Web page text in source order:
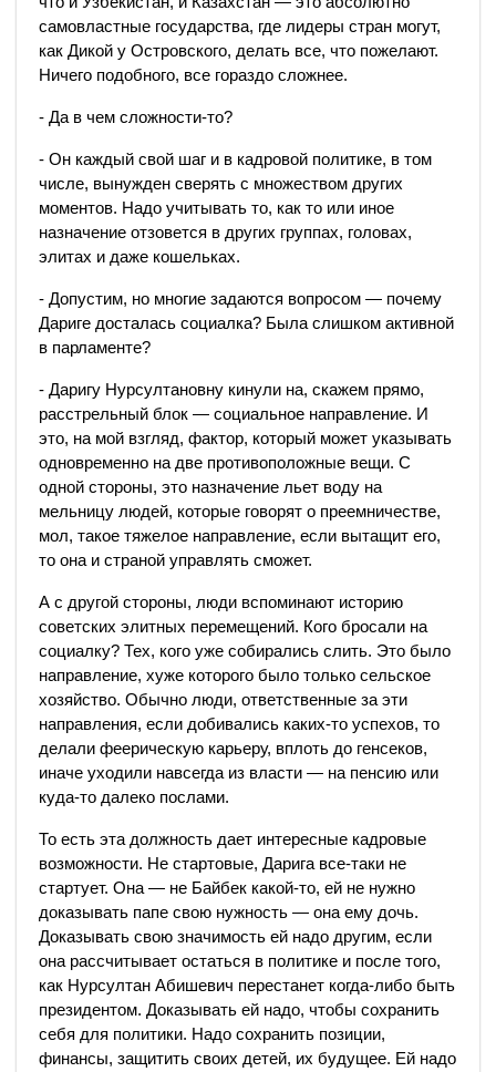
самовластные государства, где лидеры стран могут,
как Дикой у Островского, делать все, что пожелают.
Ничего подобного, все гораздо сложнее.
- Да в чем сложности-то?
- Он каждый свой шаг и в кадровой политике, в том
числе, вынужден сверять с множеством других
моментов. Надо учитывать то, как то или иное
назначение отзовется в других группах, головах,
элитах и даже кошельках.
- Допустим, но многие задаются вопросом — почему
Дариге досталась социалка? Была слишком активной
в парламенте?
- Даригу Нурсултановну кинули на, скажем прямо,
расстрельный блок — социальное направление. И
это, на мой взгляд, фактор, который может указывать
одновременно на две противоположные вещи. С
одной стороны, это назначение льет воду на
мельницу людей, которые говорят о преемничестве,
мол, такое тяжелое направление, если вытащит его,
то она и страной управлять сможет.
А с другой стороны, люди вспоминают историю
советских элитных перемещений. Кого бросали на
социалку? Тех, кого уже собирались слить. Это было
направление, хуже которого было только сельское
хозяйство. Обычно люди, ответственные за эти
направления, если добивались каких-то успехов, то
делали феерическую карьеру, вплоть до генсеков,
иначе уходили навсегда из власти — на пенсию или
куда-то далеко послами.
То есть эта должность дает интересные кадровые
возможности. Не стартовые, Дарига все-таки не
стартует. Она — не Байбек какой-то, ей не нужно
доказывать папе свою нужность — она ему дочь.
Доказывать свою значимость ей надо другим, если
она рассчитывает остаться в политике и после того,
как Нурсултан Абишевич перестанет когда-либо быть
президентом. Доказывать ей надо, чтобы сохранить
себя для политики. Надо сохранить позиции,
финансы, защитить своих детей, их будущее. Ей надо